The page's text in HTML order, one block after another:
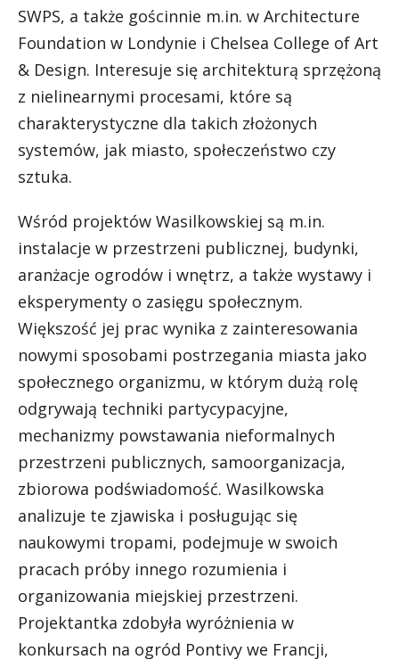
SWPS, a także gościnnie m.in. w Architecture
Foundation w Londynie i Chelsea College of Art
& Design. Interesuje się architekturą sprzężoną
z nielinearnymi procesami, które są
charakterystyczne dla takich złożonych
systemów, jak miasto, społeczeństwo czy
sztuka.
Wśród projektów Wasilkowskiej są m.in.
instalacje w przestrzeni publicznej, budynki,
aranżacje ogrodów i wnętrz, a także wystawy i
eksperymenty o zasięgu społecznym.
Większość jej prac wynika z zainteresowania
nowymi sposobami postrzegania miasta jako
społecznego organizmu, w którym dużą rolę
odgrywają techniki partycypacyjne,
mechanizmy powstawania nieformalnych
przestrzeni publicznych, samoorganizacja,
zbiorowa podświadomość. Wasilkowska
analizuje te zjawiska i posługując się
naukowymi tropami, podejmuje w swoich
pracach próby innego rozumienia i
organizowania miejskiej przestrzeni.
Projektantka zdobyła wyróżnienia w
konkursach na ogród Pontivy we Francji,